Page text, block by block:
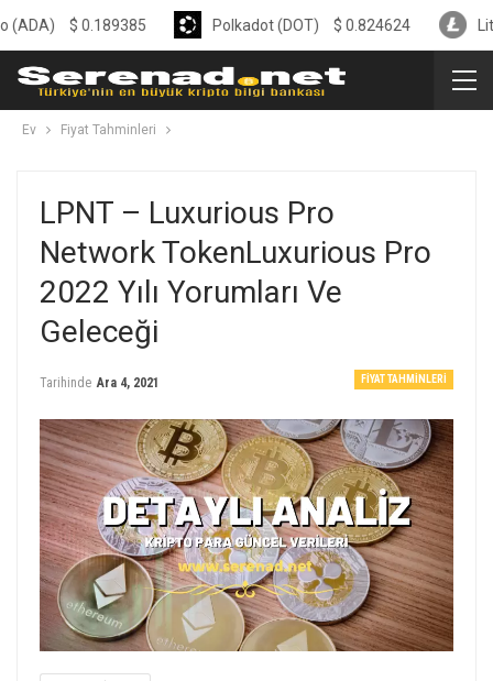
Ev Fiyat Tahminleri
LPNT – Luxurious Pro
Network TokenLuxurious Pro
2022 Yılı Yorumları Ve
Geleceği
FIYAT TAHMINLERI
Tarihinde Ara 4, 2021
0.189385 Polkadot (DOT) $ 0.824624 Litecoin